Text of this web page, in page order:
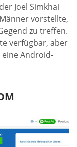
Joel Simkhai
vorstellte,
zu treffen.
verfügbar, aber
Android-